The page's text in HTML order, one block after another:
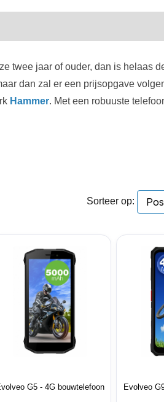
twee jaar of ouder, dan is helaas
dan zal er een prijsopgave
Hammer. Met een robuuste
Sorteer op:
G5 - 4G bouwtelefoon
Evolveo